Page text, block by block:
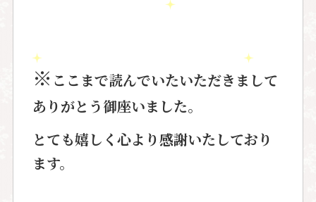
※ ここまで読んでいたいただきまして
ありがとう御座いました。
とても嬉しく心より感謝いたしており
ます。